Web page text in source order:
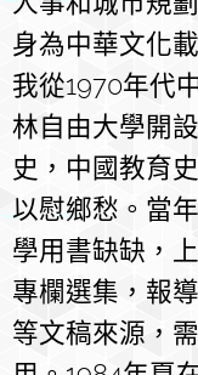
身為中華文化
我從1970年代
林自由大學開
史，中國教育
以慰鄉愁。當
學用書缺缺，
專欄選集，報
等文稿來源，